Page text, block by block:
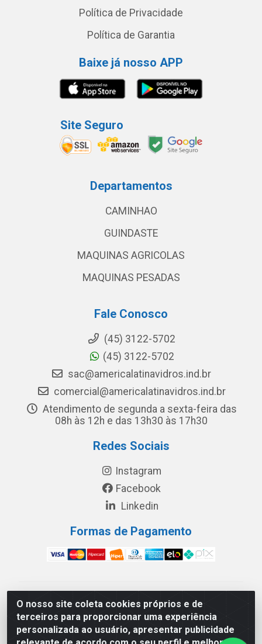
O nosso site coleta cookies próprios e de
terceiros para proporcionar uma experiência
personalizada ao usuário, apresentar publicidade
Política de Privacidade
Política de Garantia
Baixe já nosso APP
Site Seguro
Departamentos
CAMINHAO
GUINDASTE
MAQUINAS AGRICOLAS
MAQUINAS PESADAS
Fale Conosco
(45) 3122-5702
(45) 3122-5702
sac@americalatinavidros.ind.br
comercial@americalatinavidros.ind.br
Atendimento de segunda a sexta-feira das
08h às 12h e das 13h30 às 17h30
Redes Sociais
Instagram
Facebook
Linkedin
Formas de Pagamento
América Latina Indústria e Comércio de Vidros LTDA -
CNPJ 19.813.045/0001-03 - Rua Carlos Drummond de
Andrade, 151 Núcleo Industrial III – Cascavel/PR - CEP
85.811-530